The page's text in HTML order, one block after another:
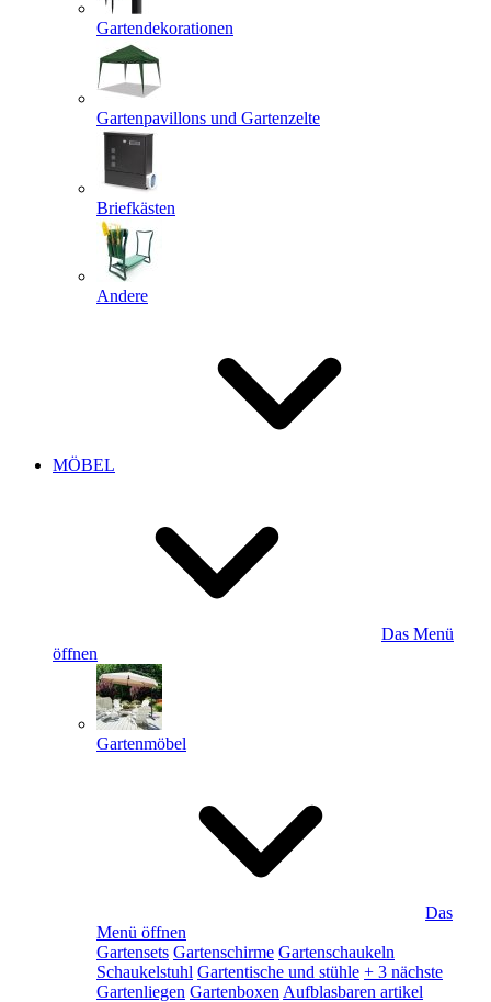
Gartendekorationen
Gartenpavillons und Gartenzelte
Briefkästen
Andere
MÖBEL
Das Menü
öffnen
Gartenmöbel
Das
Menü öffnen
Gartensets Gartenschirme Gartenschaukeln
Schaukelstuhl Gartentische und stühle + 3 nächste
Gartenliegen Gartenboxen Aufblasbaren artikel